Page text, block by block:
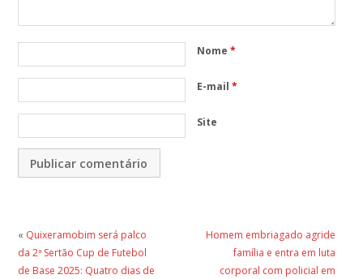
Nome *
E-mail *
Site
« Quixeramobim será palco
da 2ª Sertão Cup de Futebol
de Base 2025: Quatro dias de
Homem embriagado agride
família e entra em luta
corporal com policial em